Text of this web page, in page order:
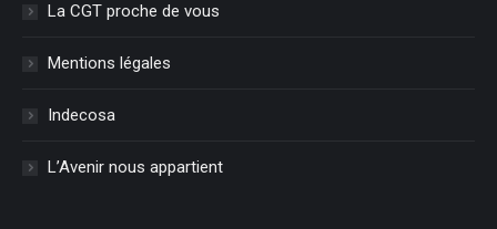
La CGT proche de vous
Mentions légales
Indecosa
L’Avenir nous appartient